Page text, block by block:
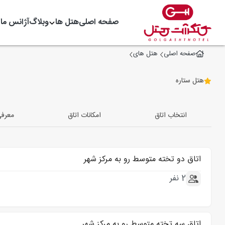
صفحه اصلیهتل ها وبلاگآژانس ما
صفحه اصلی هتل های
هتل ستاره
انتخاب اتاق امکانات اتاق
اتاق دو تخته متوسط رو به مرکز شهر
2 نفر